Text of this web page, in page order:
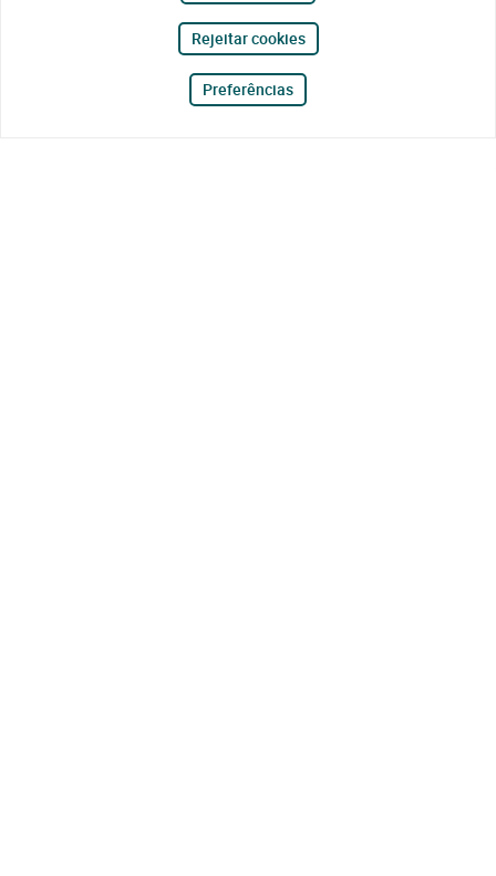
Rejeitar cookies
Preferências